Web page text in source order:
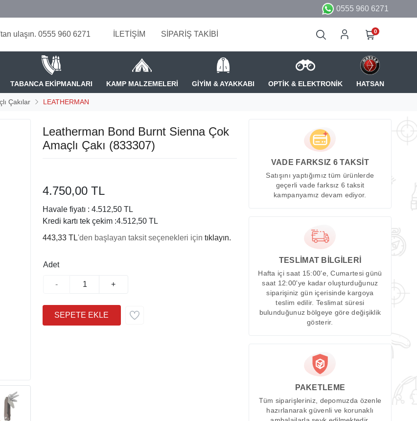
0555 960 6271
ulaşın. 0555 960 6271 İLETİŞİM SİPARİŞ TAKİBİ 0
TABANCA EKİPMANLARI KAMP MALZEMELERİ GİYİM & AYAKKABI OPTİK & ELEKTRONİK HATSAN
Çakılar LEATHERMAN
Leatherman Bond Burnt Sienna Çok
Amaçlı Çakı (833307)
4.750,00 TL
Havale fiyatı : 4.512,50 TL
Kredi kartı tek çekim :4.512,50 TL
443,33 TL'den başlayan taksit seçenekleri için tıklayın.
Adet
- +
VADE FARKSIZ 6 TAKSİT
Satışını yaptığımız tüm ürünlerde
geçerli vade farksız 6 taksit
kampanyamız devam ediyor.
TESLİMAT BİLGİLERİ
Hafta içi saat 15:00'e, Cumartesi günü
saat 12:00'ye kadar oluşturduğunuz
siparişiniz gün içerisinde kargoya
teslim edilir. Teslimat süresi
bulunduğunuz bölgeye göre değişiklik
gösterir.
PAKETLEME
Tüm siparişleriniz, depomuzda özenle
hazırlanarak güvenli ve korunaklı